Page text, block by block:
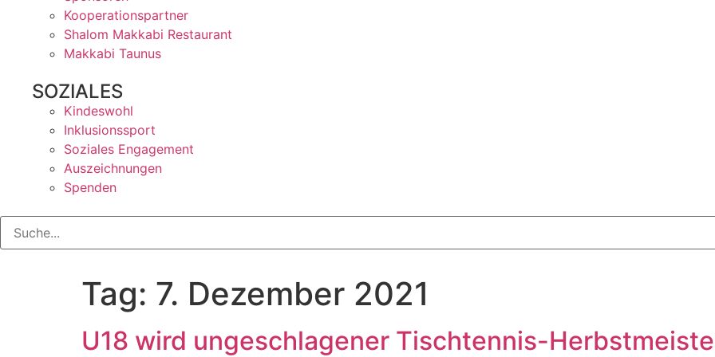
Kooperationspartner
Shalom Makkabi Restaurant
Makkabi Taunus
SOZIALES
Kindeswohl
Inklusionssport
Soziales Engagement
Auszeichnungen
Spenden
Tag: 7. Dezember 2021
U18 wird ungeschlagener Tischtennis-